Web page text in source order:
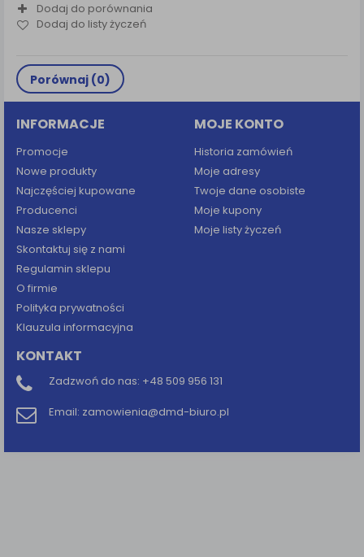
Dodaj do porównania
Dodaj do listy życzeń
Porównaj (0)
INFORMACJE
Promocje
Nowe produkty
Najczęściej kupowane
Producenci
Nasze sklepy
Skontaktuj się z nami
Regulamin sklepu
O firmie
Polityka prywatności
Klauzula informacyjna
MOJE KONTO
Historia zamówień
Moje adresy
Twoje dane osobiste
Moje kupony
Moje listy życzeń
KONTAKT
Zadzwoń do nas: +48 509 956 131
Email: zamowienia@dmd-biuro.pl